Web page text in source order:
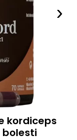
›
kordiceps
bolesti